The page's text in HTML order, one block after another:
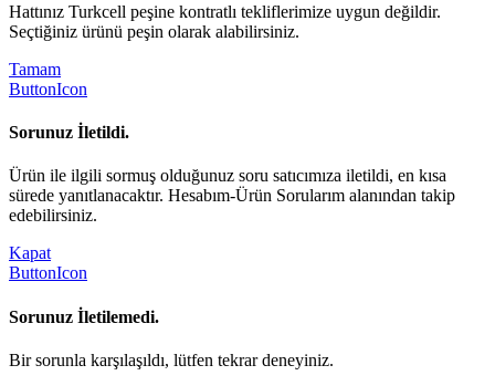
Hattınız Turkcell peşine kontratlı tekliflerimize uygun değildir.
Seçtiğiniz ürünü peşin olarak alabilirsiniz.
Tamam
ButtonIcon
Sorunuz İletildi.
Ürün ile ilgili sormuş olduğunuz soru satıcımıza iletildi, en kısa
sürede yanıtlanacaktır. Hesabım-Ürün Sorularım alanından takip
edebilirsiniz.
Kapat
ButtonIcon
Sorunuz İletilemedi.
Bir sorunla karşılaşıldı, lütfen tekrar deneyiniz.